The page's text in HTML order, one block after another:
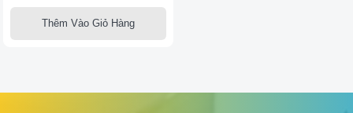
Thêm Vào Giỏ Hàng